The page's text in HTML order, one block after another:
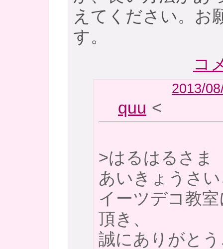
えてください。お
す。
コ
2013/
quu <
>はるはるさま
あいきょうさ
イーツデコ教
頂き、
誠にありがと